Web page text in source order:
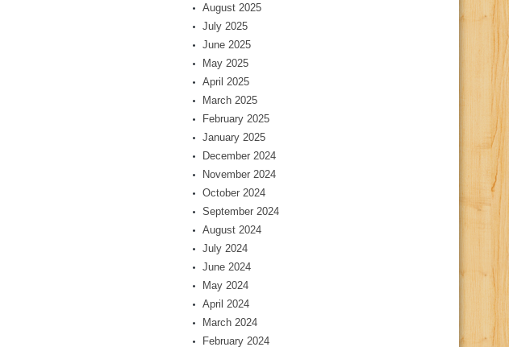
August 2025
July 2025
June 2025
May 2025
April 2025
March 2025
February 2025
January 2025
December 2024
November 2024
October 2024
September 2024
August 2024
July 2024
June 2024
May 2024
April 2024
March 2024
February 2024